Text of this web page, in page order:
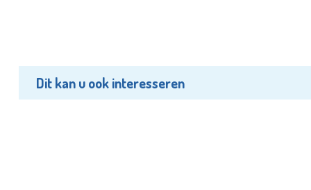
Dit kan u ook interesseren